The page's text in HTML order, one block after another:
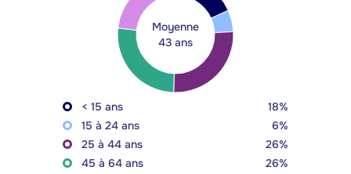
Moyenne
43 ans
< 15 ans
18%
15 à 24 ans
6%
25 à 44 ans
26%
45 à 64 ans
26%